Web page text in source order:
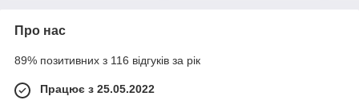
Про нас
89% позитивних з 116 відгуків за рік
Працює з 25.05.2022